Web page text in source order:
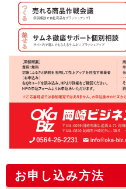
お申し込み方法